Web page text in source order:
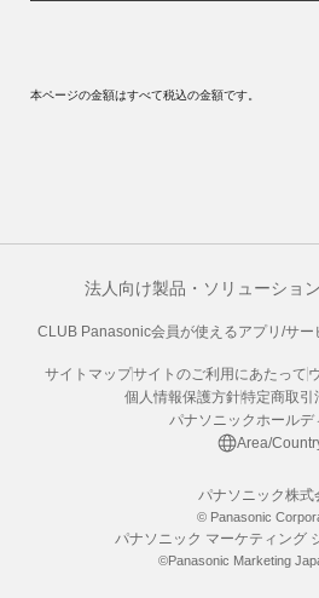
本ページの金額はすべて税込の金額です。
法人向け製品・ソリューション
CLUB Panasonic会員が使えるアプリ/サー
サイトマップサイトのご利用にあたって
個人情報保護方針特定商取引
パナソニックホールデ
Area/
パナソニック株式
© Panasonic
パナソニック マーケティング
©Panasonic Marketing